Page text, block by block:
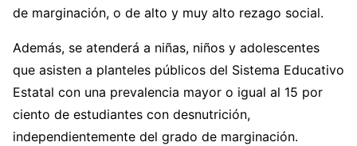
de marginación, o de alto y muy alto rezago social.
Además, se atenderá a niñas, niños y adolescentes
que asisten a planteles públicos del Sistema Educativo
Estatal con una prevalencia mayor o igual al 15 por
ciento de estudiantes con desnutrición,
independientemente del grado de marginación.